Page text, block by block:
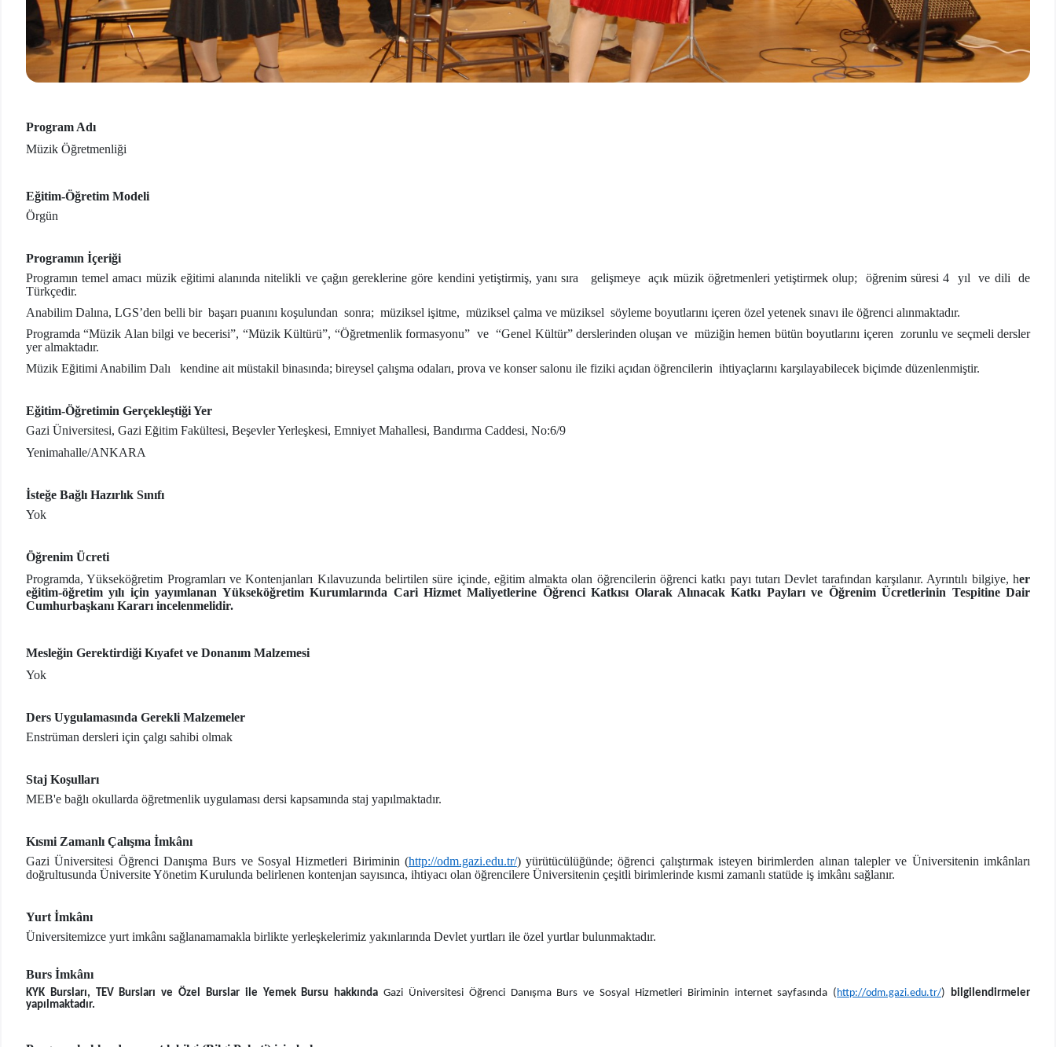
Program Adı
Müzik Öğretmenliği
Eğitim-Öğretim Modeli
Örgün
Programın İçeriği
Programın temel amacı müzik eğitimi alanında nitelikli ve çağın gereklerine göre kendini yetiştirmiş, yanı sıra gelişmeye açık müzik öğretmenleri yetiştirmek olup; öğrenim süresi 4 yıl ve dili de
Türkçedir.
Anabilim Dalına, LGS’den belli bir başarı puanını koşulundan sonra; müziksel işitme, müziksel çalma ve müziksel söyleme boyutlarını içeren özel yetenek sınavı ile öğrenci alınmaktadır.
Programda “Müzik Alan bilgi ve becerisi”, “Müzik Kültürü”, “Öğretmenlik formasyonu” ve “Genel Kültür” derslerinden oluşan ve müziğin hemen bütün boyutlarını içeren zorunlu ve seçmeli dersler
yer almaktadır.
Müzik Eğitimi Anabilim Dalı kendine ait müstakil binasında; bireysel çalışma odaları, prova ve konser salonu ile fiziki açıdan öğrencilerin ihtiyaçlarını karşılayabilecek biçimde düzenlenmiştir.
Eğitim-Öğretimin Gerçekleştiği Yer
Gazi Üniversitesi, Gazi Eğitim Fakültesi, Beşevler Yerleşkesi, Emniyet Mahallesi, Bandırma Caddesi, No:6/9
Yenimahalle/ANKARA
İsteğe Bağlı Hazırlık Sınıfı
Yok
Öğrenim Ücreti
Programda, Yükseköğretim Programları ve Kontenjanları Kılavuzunda belirtilen süre içinde, eğitim almakta olan öğrencilerin öğrenci katkı payı tutarı Devlet tarafından karşılanır. Ayrıntılı bilgiye, her
eğitim-öğretim yılı için yayımlanan Yükseköğretim Kurumlarında Cari Hizmet Maliyetlerine Öğrenci Katkısı Olarak Alınacak Katkı Payları ve Öğrenim Ücretlerinin Tespitine Dair
Cumhurbaşkanı Kararı incelenmelidir.
Mesleğin Gerektirdiği Kıyafet ve Donanım Malzemesi
Yok
Ders Uygulamasında Gerekli Malzemeler
Enstrüman dersleri için çalgı sahibi olmak
Staj Koşulları
MEB'e bağlı okullarda öğretmenlik uygulaması dersi kapsamında staj yapılmaktadır.
Kısmi Zamanlı Çalışma İmkânı
Gazi Üniversitesi Öğrenci Danışma Burs ve Sosyal Hizmetleri Biriminin (http://odm.gazi.edu.tr/) yürütücülüğünde; öğrenci çalıştırmak isteyen birimlerden alınan talepler ve Üniversitenin imkânları
doğrultusunda Üniversite Yönetim Kurulunda belirlenen kontenjan sayısınca, ihtiyacı olan öğrencilere Üniversitenin çeşitli birimlerinde kısmi zamanlı statüde iş imkânı sağlanır.
Yurt İmkânı
Üniversitemizce yurt imkânı sağlanamamakla birlikte yerleşkelerimiz yakınlarında Devlet yurtları ile özel yurtlar bulunmaktadır.
Burs İmkânı
KYK Bursları, TEV Bursları ve Özel Burslar ile Yemek Bursu hakkında Gazi Üniversitesi Öğrenci Danışma Burs ve Sosyal Hizmetleri Biriminin internet sayfasında (http://odm.gazi.edu.tr/) bilgilendirmeler
yapılmaktadır.